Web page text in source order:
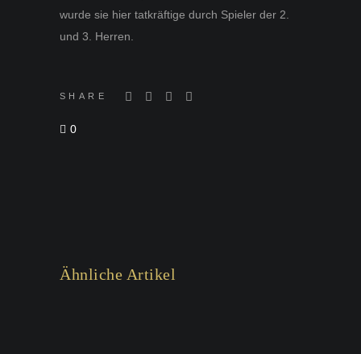
wurde sie hier tatkräftige durch Spieler der 2.
und 3. Herren.
SHARE
0
Ähnliche Artikel